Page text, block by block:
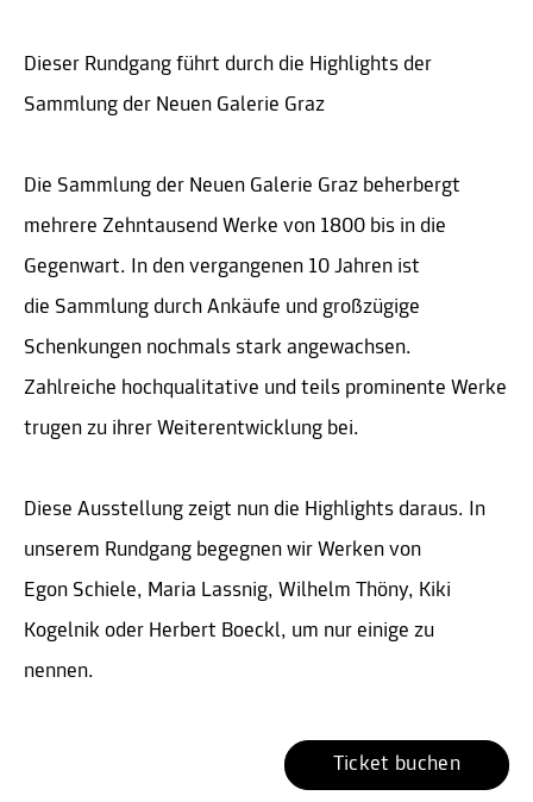
Dieser Rundgang führt durch die Highlights der
Sammlung der Neuen Galerie Graz
Die Sammlung der Neuen Galerie Graz beherbergt
mehrere Zehntausend Werke von 1800 bis in die
Gegenwart. In den vergangenen 10 Jahren ist
die Sammlung durch Ankäufe und großzügige
Schenkungen nochmals stark angewachsen.
Zahlreiche hochqualitative und teils prominente Werke
trugen zu ihrer Weiterentwicklung bei.
Diese Ausstellung zeigt nun die Highlights daraus. In
unserem Rundgang begegnen wir Werken von
Egon Schiele, Maria Lassnig, Wilhelm Thöny, Kiki
Kogelnik oder Herbert Boeckl, um nur einige zu
nennen.
Ticket buchen